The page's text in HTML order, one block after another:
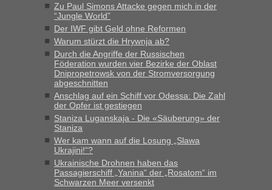
MHG1023 inBerichte und Reisetipps • Re: Mit dem Zug in
die Ukraine
„Man sollte aber explizit dazu schreiben, daß es ein Zug von
LeoExpress ist - und nur auf deren Webseite kann man die
Fahrkarten kaufen. Zumindest ist es die erste Umsteigefreie
Verbindung von Deutschland...“
Recht, Visa und Dokumente • Re: Deklaration
gebrauchter Kleidung beim Zoll
„Vielen Dank, mit einem Briefchen meiner Frau im Gepäck
gab es keine Probleme“
Zu Paul Simons Attacke gegen mich in der
“Jungle World”
Der IWF gibt Geld ohne Reformen
Warum stürzt die Hrywnja ab?
Durch die Angriffe der Russischen
Föderation wurden vier Bezirke der Oblast
Dnipropetrowsk von der Stromversorgung
abgeschnitten
Anschlag auf ein Schiff vor Odessa: Die Zahl
der Opfer ist gestiegen
Staniza Luganskaja - Die «Säuberung» der
Staniza
Wer kam wann auf die Losung „Slawa
Ukrajini!“?
Ukrainische Drohnen haben das
Passagierschiff „Yanina“ der „Rosatom“ im
Schwarzen Meer versenkt